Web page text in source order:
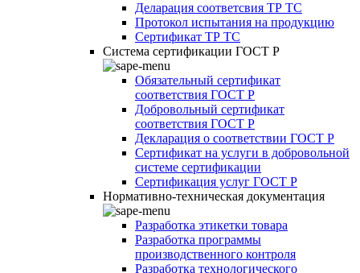
Деларация соответсвия ТР ТС
Протокол испытания на продукцию
Сертификат ТР ТС
Система сертификации ГОСТ Р
Обязательный сертификат
соответствия ГОСТ Р
Добровольный сертификат
соответствия ГОСТ Р
Декларация о соответствии ГОСТ Р
Сертификат на услуги в добровольной
системе сертификации
Сертификация услуг ГОСТ Р
Нормативно-техническая документация
Разработка этикетки товара
Разработка программы
производственного контроля
Разработка технологического